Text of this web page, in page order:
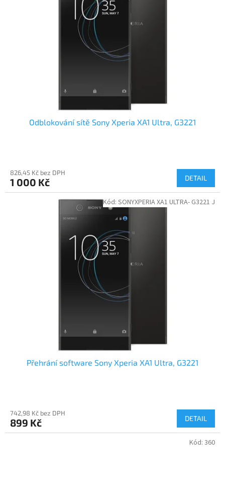
Odblokování sítě Sony Xperia XA1 Ultra, G3221
826,45 Kč bez DPH
1 000 Kč DETAIL
Přehrání software Sony Xperia XA1 Ultra, G3221
742,98 Kč bez DPH
899 Kč DETAIL
Kód: SONYXPERIA XA1 ULTRA- G3221 J
Kód: 360